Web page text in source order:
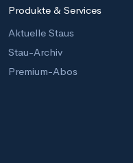
Produkte & Services
Aktuelle Staus
Stau-Archiv
Premium-Abos